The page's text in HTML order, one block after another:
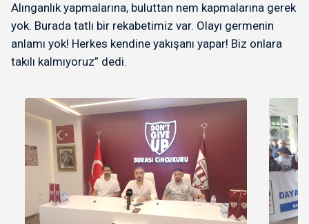
Alınganlık yapmalarına, buluttan nem kapmalarına gerek
yok. Burada tatlı bir rekabetimiz var. Olayı germenin
anlamı yok! Herkes kendine yakışanı yapar! Biz onlara
takılı kalmıyoruz” dedi.